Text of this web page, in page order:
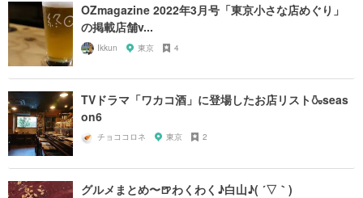
OZmagazine 2022年3月号「東京小さな店めぐり」
の掲載店舗v...
Ikkun 東京 4
TVドラマ「ワカコ酒」に登場したお店リスト🍶seas
on6
チョココロネ 東京 2
グルメまとめ〜🍺わくわく♪白山♪( ´▽｀)